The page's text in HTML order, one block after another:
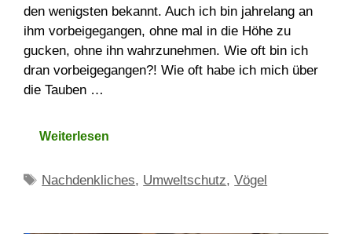
den wenigsten bekannt. Auch ich bin jahrelang an
ihm vorbeigegangen, ohne mal in die Höhe zu
gucken, ohne ihn wahrzunehmen. Wie oft bin ich
dran vorbeigegangen?! Wie oft habe ich mich über
die Tauben …
Weiterlesen
Schlagwörter
Nachdenkliches, Umweltschutz,Vögel